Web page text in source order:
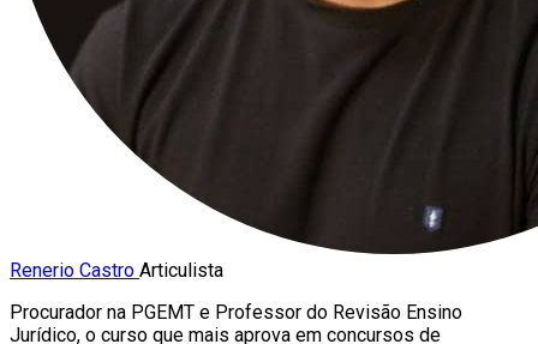
Renerio Castro Articulista
Procurador na PGEMT e Professor do Revisão Ensino
Jurídico, o curso que mais aprova em concursos de